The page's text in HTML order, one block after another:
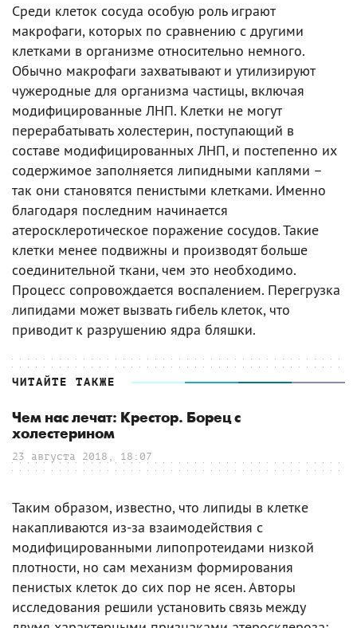
Среди клеток сосуда особую роль играют
макрофаги, которых по сравнению с другими
клетками в организме относительно немного.
Обычно макрофаги захватывают и утилизируют
чужеродные для организма частицы, включая
модифицированные ЛНП. Клетки не могут
перерабатывать холестерин, поступающий в
составе модифицированных ЛНП, и постепенно их
содержимое заполняется липидными каплями –
так они становятся пенистыми клетками. Именно
благодаря последним начинается
атеросклеротическое поражение сосудов. Такие
клетки менее подвижны и производят больше
соединительной ткани, чем это необходимо.
Процесс сопровождается воспалением. Перегрузка
липидами может вызвать гибель клеток, что
приводит к разрушению ядра бляшки.
ЧИТАЙТЕ ТАКЖЕ
Чем нас лечат: Крестор. Борец с
холестерином
23 августа 2018, 18:07
Таким образом, известно, что липиды в клетке
накапливаются из-за взаимодействия с
модифицированными липопротеидами низкой
плотности, но сам механизм формирования
пенистых клеток до сих пор не ясен. Авторы
исследования решили установить связь между